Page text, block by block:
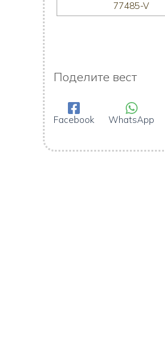
Поделите вест
Facebook WhatsApp